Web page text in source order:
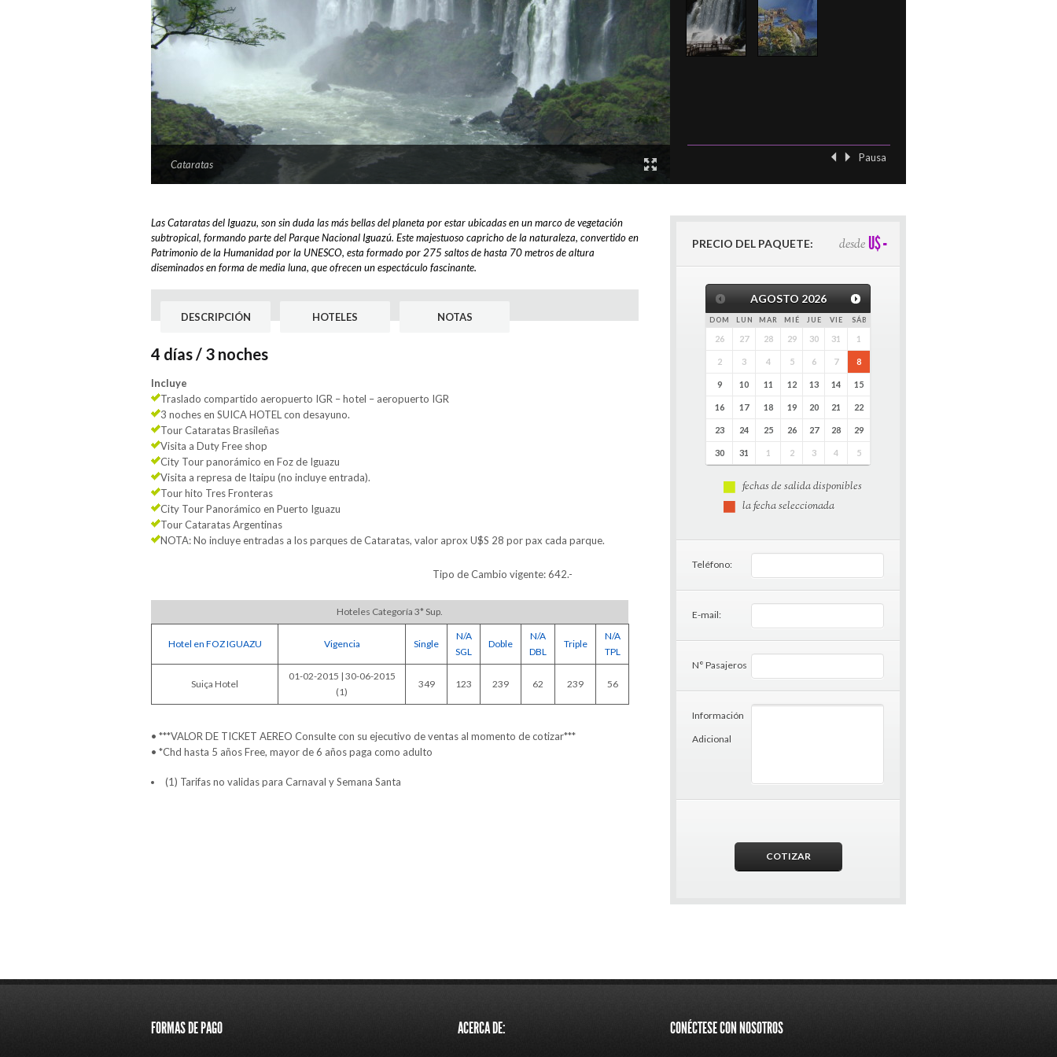
View Large
Cataratas View Large
Cataratas-iguazu-2
Pausa
Las Cataratas del Iguazu, son sin duda las más bellas del planeta por estar ubicadas en un marco de vegetación
subtropical, formando parte del Parque Nacional Iguazú. Este majestuoso capricho de la naturaleza, convertido en
Patrimonio de la Humanidad por la UNESCO, esta formado por 275 saltos de hasta 70 metros de altura
diseminados en forma de media luna, que ofrecen un espectáculo fascinante.
DESCRIPCIÓN HOTELES NOTAS
4 días / 3 noches
Incluye
Traslado compartido aeropuerto IGR – hotel – aeropuerto IGR
3 noches en SUICA HOTEL con desayuno.
Tour Cataratas Brasileñas
Visita a Duty Free shop
City Tour panorámico en Foz de Iguazu
Visita a represa de Itaipu (no incluye entrada).
Tour hito Tres Fronteras
City Tour Panorámico en Puerto Iguazu
Tour Cataratas Argentinas
NOTA: No incluye entradas a los parques de Cataratas, valor aprox U$S 28 por pax cada parque.
Tipo de Cambio vigente: 642.-
Hoteles Categoría 3* Sup.
Hotel en FOZ IGUAZU Vigencia Single
N/A
SGL
Doble
N/A
DBL
Triple
N/A
TPL
Suiça Hotel
01-02-2015 | 30-06-2015
(1)
349 123 239 62 239 56
• ***VALOR DE TICKET AEREO Consulte con su ejecutivo de ventas al momento de cotizar***
• *Chd hasta 5 años Free, mayor de 6 años paga como adulto
(1) Tarifas no validas para Carnaval y Semana Santa
PRECIO DEL PAQUETE: desde U$-
AGOSTO 2026
DOM LUN MAR MIÉ JUE VIE SÁB
26 27 28 29 30 31 1
2 3 4 5 6 7 8
9 10 11 12 13 14 15
16 17 18 19 20 21 22
23 24 25 26 27 28 29
30 31 1 2 3 4 5
fechas de salida disponibles
la fecha seleccionada
Teléfono:
E-mail:
N° Pasajeros
Información
Adicional
FORMAS DE PAGO ACERCA DE: CONÉCTESE CON NOSOTROS